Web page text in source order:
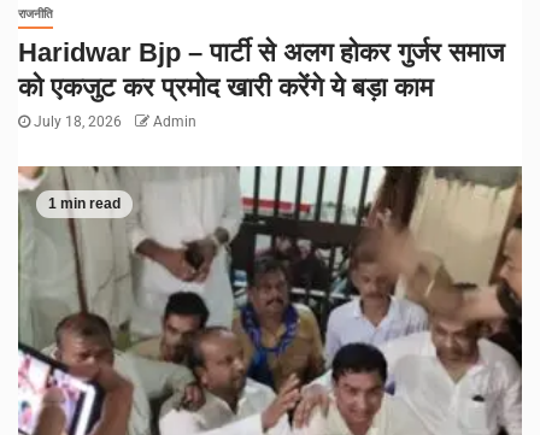
राजनीति
Haridwar Bjp – पार्टी से अलग होकर गुर्जर समाज
को एकजुट कर प्रमोद खारी करेंगे ये बड़ा काम
July 18, 2026 Admin
1 min read